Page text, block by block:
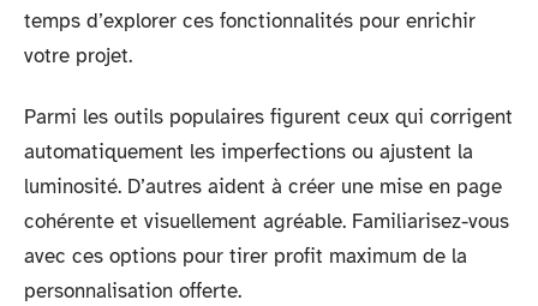
temps d’explorer ces fonctionnalités pour enrichir
votre projet.
Parmi les outils populaires figurent ceux qui corrigent
automatiquement les imperfections ou ajustent la
luminosité. D’autres aident à créer une mise en page
cohérente et visuellement agréable. Familiarisez-vous
avec ces options pour tirer profit maximum de la
personnalisation offerte.